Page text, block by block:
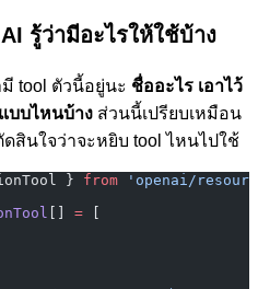
รู้ว่ามีอะไรให้ใช้บ้าง
tool ตัวนี้อยู่นะ ชื่ออะไร เอาไว้
บบไหนบ้าง ส่วนนี้เปรียบเหมือน
ดสินใจว่าจะหยิบ tool ไหนไปใช้
} from 'openai/
=